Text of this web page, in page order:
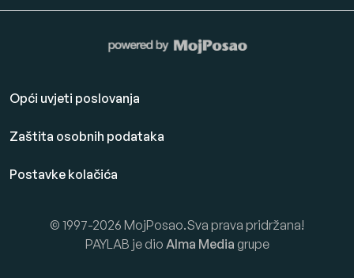
Opći uvjeti poslovanja
Zaštita osobnih podataka
Postavke kolačića
© 1997-2026 MojPosao.Sva prava pridržana!
PAYLAB je dio Alma Media grupe